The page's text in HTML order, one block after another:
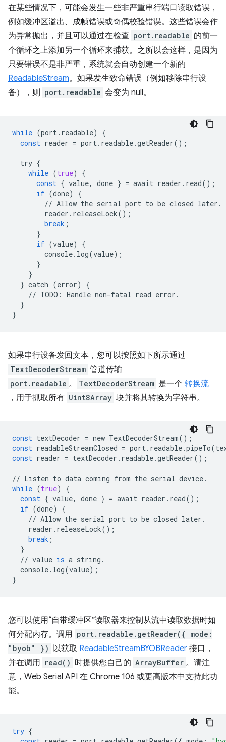
在某些情况下，可能会发生一些非严重串行端口读取错误，
例如缓冲区溢出、成帧错误或奇偶校验错误。这些错误会作
为异常抛出，并且可以通过在检查 port.readable 的前一
个循环之上添加另一个循环来捕获。之所以会这样，是因为
只要错误不是非严重，系统就会自动创建一个新的
ReadableStream。如果发生致命错误（例如移除串行设
备），则 port.readable 会变为 null。
while (port. readable)
{
const reader = port. readable.getReader();
try {
while (true)
{
const { value, done } = await reader . read();
if (done)
{
// Allow the serial port to be closed later .
reader . releaseLock();
break ;
}
if (value)
{
console. log(value);
}
}
} catch (error)
{
// TODO : Handle non-fatal read error .
}
}
如果串行设备发回文本，您可以按照如下所示通过
TextDecoderStream 管道传输
port.readable 。 TextDecoderStream 是一个 转换流
，用于抓取所有 Uint8Array 块并将其转换为字符串。
const textDecoder = new TextDecoderStream();
const readableStreamClosed = port. readable.pipeTo(
const reader = textDecoder . readable.getReader();
// Listen to data coming from the serial device.
while (true)
{
const { value, done } = await reader . read();
if (done)
{
// Allow the serial port to be closed later .
reader . releaseLock();
break ;
}
// value is a string .
console. log(value);
}
您可以使用“自带缓冲区”读取器来控制从流中读取数据时如
何分配内存。调用 port.readable.getReader({ mode:
"byob" }) 以获取 ReadableStreamBYOBReader 接口，
并在调用 read() 时提供您自己的 ArrayBuffer 。请注
意，Web Serial API 在 Chrome 106 或更高版本中支持此功
能。
try {